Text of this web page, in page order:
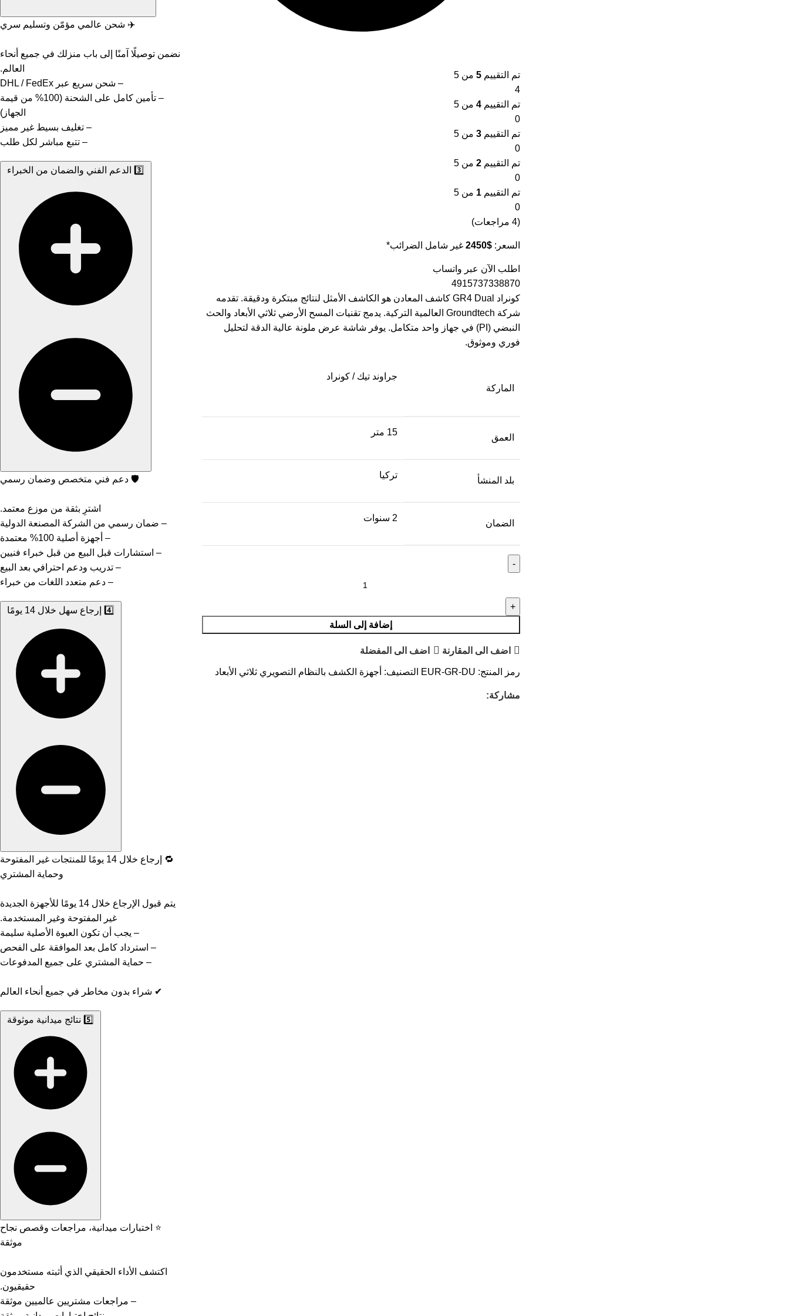
تم التقييم 5 من 5
4
تم التقييم 4 من 5
0
تم التقييم 3 من 5
0
تم التقييم 2 من 5
0
تم التقييم 1 من 5
0
(
4 مراجعات)
السعر: 2450$ غير شامل الضرائب*
اطلب الآن عبر واتساب
4915737338870
كونراد GR4 Dual كاشف المعادن هو الكاشف الأمثل لنتائج مبتكرة ودقيقة. تقدمه
شركة Groundtech العالمية التركية. يدمج تقنيات المسح الأرضي ثلاثي الأبعاد والحث
النبضي (PI) في جهاز واحد متكامل. يوفر شاشة عرض ملونة عالية الدقة لتحليل
فوري وموثوق.
الماركة
جراوند تيك / كونراد
العمق
15 متر
بلد المنشأ
تركيا
الضمان
2 سنوات
إضافة إلى السلة
اضف الى المقارنة اضف الى المفضلة
رمز المنتج: EUR-GR-DU التصنيف: أجهزة الكشف بالنظام التصويري ثلاثي الأبعاد
مشاركة:
✈️ شحن عالمي مؤمّن وتسليم سري
نضمن توصيلًا آمنًا إلى باب منزلك في جميع أنحاء
العالم.
– شحن سريع عبر DHL / FedEx
– تأمين كامل على الشحنة (100% من قيمة
الجهاز)
– تغليف بسيط غير مميز
– تتبع مباشر لكل طلب
3️⃣ الدعم الفني والضمان من الخبراء
🛡️️ دعم فني متخصص وضمان رسمي
اشترِ بثقة من موزع معتمد.
– ضمان رسمي من الشركة المصنعة الدولية
– أجهزة أصلية 100% معتمدة
– استشارات قبل البيع من قبل خبراء فنيين
– تدريب ودعم احترافي بعد البيع
– دعم متعدد اللغات من خبراء
4️⃣ إرجاع سهل خلال 14 يومًا
🔁 إرجاع خلال 14 يومًا للمنتجات غير المفتوحة
وحماية المشتري
يتم قبول الإرجاع خلال 14 يومًا للأجهزة الجديدة
غير المفتوحة وغير المستخدمة.
– يجب أن تكون العبوة الأصلية سليمة
– استرداد كامل بعد الموافقة على الفحص
– حماية المشتري على جميع المدفوعات
✔ شراء بدون مخاطر في جميع أنحاء العالم
5️⃣ نتائج ميدانية موثوقة
⭐ اختبارات ميدانية، مراجعات وقصص نجاح
موثقة
اكتشف الأداء الحقيقي الذي أثبته مستخدمون
حقيقيون.
– مراجعات مشتريين عالميين موثقة